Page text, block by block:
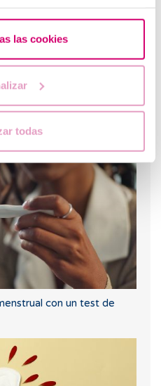
las cookies
todas
implantación embrionaria?
con un test de